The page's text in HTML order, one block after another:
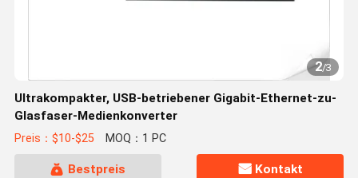
2/3
Ultrakompakter, USB-betriebener Gigabit-Ethernet-zu-
Glasfaser-Medienkonverter
Preis：$10-$25 MOQ：1 PC
Bestpreis Kontakt